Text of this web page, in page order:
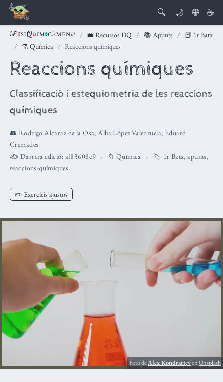
🔍 🌙 🌐 ☕
💼 Recursos FiQ 📚 Apunts
📕 1r Batx
⚗️ Química
Reaccions químiques
Reaccions químiques
Classificació i estequiometria de les reaccions
químiques
👥 Rodrigo Alcaraz de la Osa,Alba López Valenzuela, Eduard
Cremades
✍️ Darrera edició: af83608c9 📁 Química 🏷️ 1r Batx,apunts,
reaccions-químiques
✏️ Exercicis ajustos
Foto deAlex KondratievenUnsplash